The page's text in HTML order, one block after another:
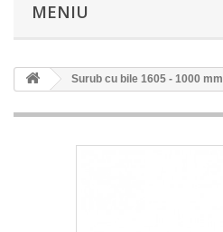
MENIU
Surub cu bile 1605 - 1000 mm